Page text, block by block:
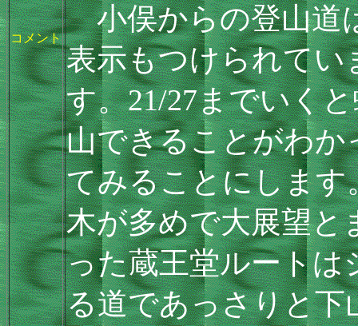
コメント
小俣からの登山道
表示もつけられて
す。21/27までいく
山できることがわ
てみることにします
木が多めで大展望と
った蔵王堂ルート
る道であっさりと下